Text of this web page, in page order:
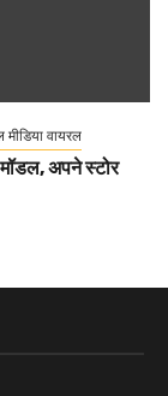
मीडिया वायरल
अपने स्टोर